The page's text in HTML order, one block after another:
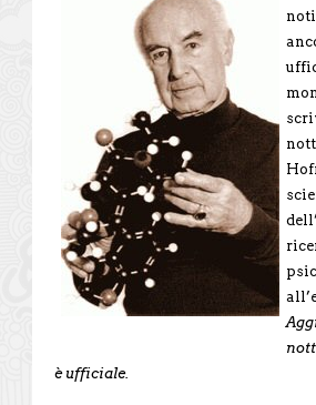
è ufficiale.